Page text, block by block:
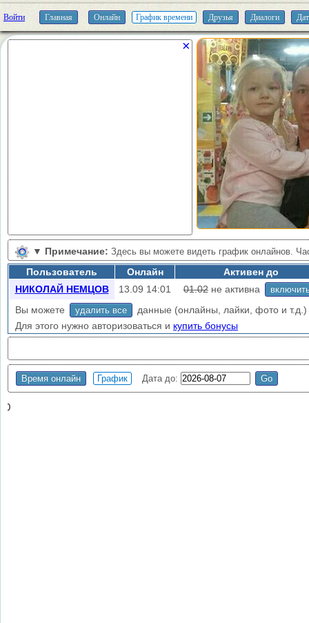
Войти Главная Онлайн График времени Друзья Диалоги
×
▼ Примечание: Здесь вы можете видеть график онлайнов.
минуты, точный онлайн = время конца сессии, начало сессии = -3
Пользователь Онлайн
Активен до
НИКОЛАЙ НЕМЦОВ
13.09 14:01 01.02 не активна
Вы можете удалить все
данные (онлайны, лайки, фото и т.д.)
Для этого нужно авторизоваться и купить бонусы
Время онлайн График Дата до:
0